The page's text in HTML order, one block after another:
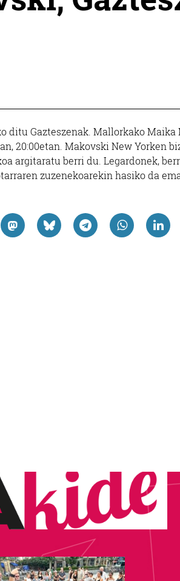
ditu Gazteszenak. Mallorkako
20:00etan. Makovski New Yorken
argitaratu berri du. Legardonek,
zuzenekoarekin hasiko da